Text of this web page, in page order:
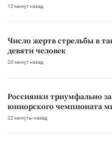
12 минут назад
Число жертв стрельбы в
девяти человек
20 минут назад
Россиянки триумфально
юниорского чемпионата
22 минуты назад